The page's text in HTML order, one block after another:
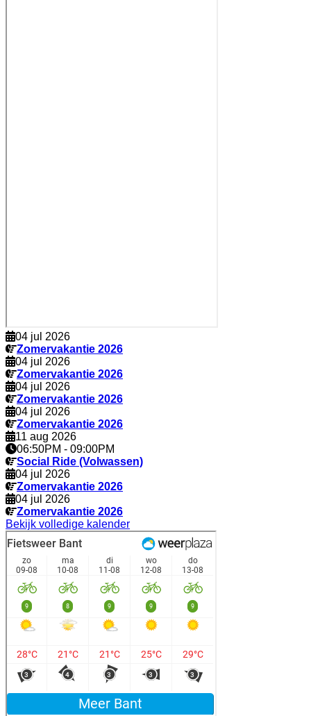
04 jul 2026
Zomervakantie 2026
04 jul 2026
Zomervakantie 2026
04 jul 2026
Zomervakantie 2026
04 jul 2026
Zomervakantie 2026
11 aug 2026
06:50PM - 09:00PM
Social Ride (Volwassen)
04 jul 2026
Zomervakantie 2026
04 jul 2026
Zomervakantie 2026
Bekijk volledige kalender